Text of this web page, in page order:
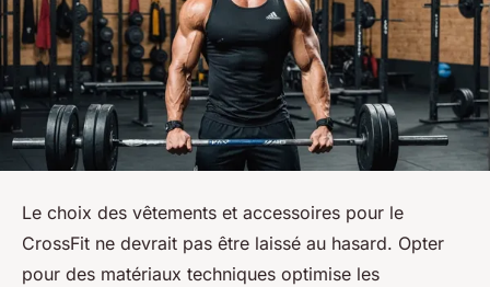
Le choix des vêtements et accessoires pour le
CrossFit ne devrait pas être laissé au hasard. Opter
pour des matériaux techniques optimise les